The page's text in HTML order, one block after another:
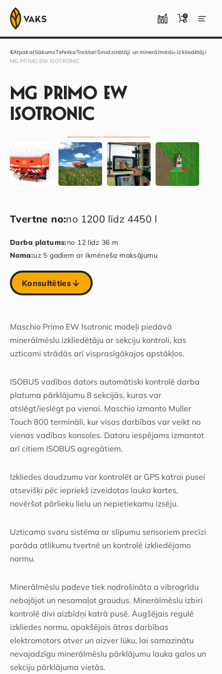
0
AtpakaļSākumsTehnikaTraktoriSmidzinātāji un minerālmēslu-izkliedētāji
MG PRIMO EW ISOTRONIC
MG PRIMO EW
ISOTRONIC
Tvertne no:no 1200 līdz 4450 l
Darba platums:no 12 līdz 36 m
Noma:uz 5 gadiem ar ikmēneša maksājumu
Konsultēties
Maschio Primo EW Isotronic modeļi piedāvā
minerālmēslu izkliedētāju ar sekciju kontroli, kas
uzticami strādās arī visprasīgākajos apstākļos.
ISOBUS vadības dators automātiski kontrolē darba
platuma pārklājumu 8 sekcijās, kuras var
atslēgt/ieslēgt pa vienai. Maschio izmanto Muller
Touch 800 termināli, kur visas darbības var veikt no
vienas vadības konsoles. Datoru iespējams izmantot
arī citiem ISOBUS agregātiem.
Izkliedes daudzumu var kontrolēt ar GPS katrai pusei
atsevišķi pēc iepriekš izveidotas lauka kartes,
novēršot pārlieku lielu un nepietiekamu izsēju.
Uzticama svaru sistēma ar slīpumu sensoriem precīzi
parāda atlikumu tvertnē un kontrolē izkliedējamo
normu.
Minerālmēslu padeve tiek nodrošināta a vibrogrīdu
nebojājot un nesamaļot graudus. Minerālmēslu izbiri
kontrolē divi aizbīdņi katrā pusē. Augšējais regulē
izkliedes normu, apakšējais ātras darbības
elektromotors atver un aizver lūku, lai samazinātu
nevajadzīgu minerālmēslu pārklājumu lauka galos un
sekciju pārklājuma vietās.